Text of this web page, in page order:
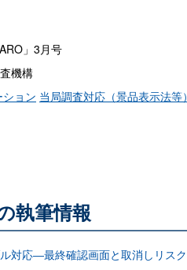
」3月号
機構
ョン 当局調査対応（景品表示法等）
執筆情報
対応―最終確認画面と取消しリスク